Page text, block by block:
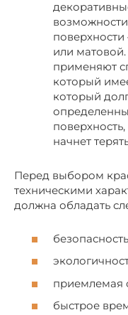
или матовой.
применяют
который
который
начнет
Перед выбором
техническими
должна обладать
приемлемая
быстрое